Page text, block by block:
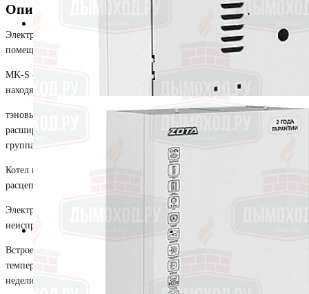
Описание
Электрический котел ZOTA MK-X 18 рассчитан на обогрев жилых
помещений площадью до 180 м².
MK-S - это мини-котельная. Под единым корпусом внутри котла
находятся:
тэновый электрокотел с силовым блоком блок управления
расширительный мембранный бак циркуляционный насос Grundfos
группа безопасности
Котел имеет автоматический выключатель с независимым
расцепителем и защитой от тока КЗ до 6000А.
Электроника позволяет проводить самодиагностику и выявлять
неисправности.
Встроенный хронотермостат дает возможность настройки
температуры в помещении в зависимости от времени суток или дня
недели.